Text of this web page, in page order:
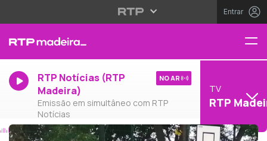
Entrar
RTP Notícias (RTP
Madeira)
Emissão em simultâneo com RTP
Notícias
NO AR
TV
RTP